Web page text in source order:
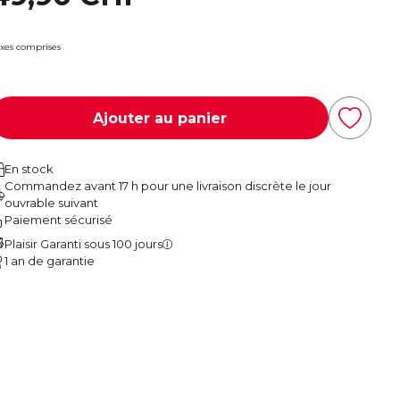
comprises
Ajouter au panier
En stock
Commandez avant 17 h pour une livraison discrète le jour
ouvrable suivant
Paiement sécurisé
Plaisir Garanti sous 100 jours
1 an de garantie